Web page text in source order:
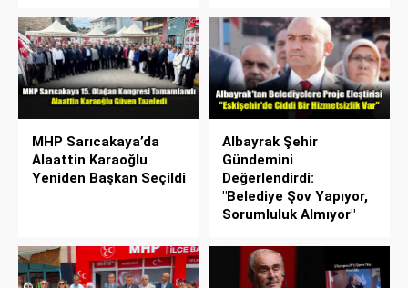
MHP Sarıcakaya’da
Alaattin Karaoğlu
Yeniden Başkan Seçildi
Albayrak Şehir
Gündemini
Değerlendirdi:
"Belediye Şov Yapıyor,
Sorumluluk Almıyor"